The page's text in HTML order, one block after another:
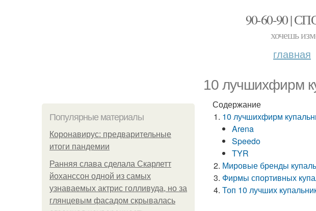
90-60-90 |
хочешь
главная
10 лучшихфирм
Популярные материалы
Коронавирус: предварительные
итоги пандемии
Ранняя слава сделала Скарлетт
йоханссон одной из самых
узнаваемых актрис голливуда, но за
глянцевым фасадом скрывалась
Содержание
10 лучшихфирм
Arena
Speedo
TYR
Мировые бренды
Фирмы спортивных
Топ 10 лучших